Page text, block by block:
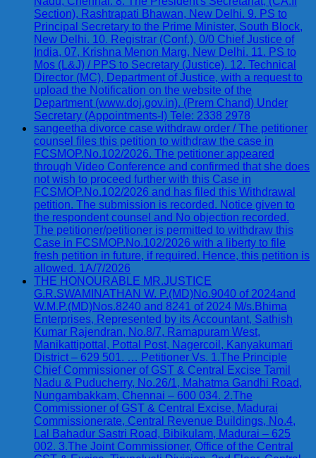
Section), Rashtrapati Bhawan, New Delhi. 9. PS to
Principal Secretary to the Prime Minister, South Block,
New Delhi. 10. Registrar (Conf.), 0/0 Chief Justice of
India, 07, Krishna Menon Marg, New Delhi. 11. PS to
Mos (L&J) / PPS to Secretary (Justice). 12. Technical
Director (MC), Department of Justice, with a request to
upload the Notification on the website of the
Department (www.doj.gov.in). (Prem Chand) Under
Secretary (Appointments-I) Tele: 2338 2978
sangeetha divorce case withdraw order / The petitioner
counsel files this petition to withdraw the case in
FCSMOP.No.102/2026. The petitioner appeared
through Video Conference and confirmed that she does
not wish to proceed further with this Case in
FCSMOP.No.102/2026 and has filed this Withdrawal
petition. The submission is recorded. Notice given to
the respondent counsel and No objection recorded.
The petitioner/petitioner is permitted to withdraw this
Case in FCSMOP.No.102/2026 with a liberty to file
fresh petition in future, if required. Hence, this petition is
allowed. 1A/7/2026
THE HONOURABLE MR.JUSTICE
G.R.SWAMINATHAN W. P.(MD)No.9040 of 2024and
W.M.P.(MD)Nos.8240 and 8241 of 2024 M/s.Bhima
Enterprises, Represented by its Accountant, Sathish
Kumar Rajendran, No.8/7, Ramapuram West,
Manikattipottal, Pottal Post, Nagercoil, Kanyakumari
District – 629 501. … Petitioner Vs. 1.The Principle
Chief Commissioner of GST & Central Excise Tamil
Nadu & Puducherry, No.26/1, Mahatma Gandhi Road,
Nungambakkam, Chennai – 600 034. 2.The
Commissioner of GST & Central Excise, Madurai
Commissionerate, Central Revenue Buildings, No.4,
Lal Bahadur Sastri Road, Bibikulam, Madurai – 625
002. 3.The Joint Commissioner, Office of the Central